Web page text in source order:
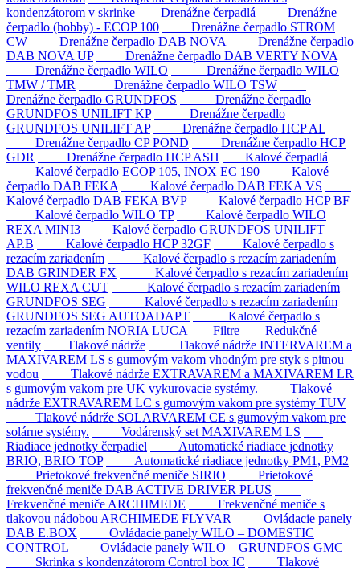
kondenzátorom v skrinke
Drenážne čerpadlá
Drenážne
čerpadlo (hobby) - ECOP 100
Drenážne čerpadlo STROM
CW
Drenážne čerpadlo DAB NOVA
Drenážne čerpadlo
DAB NOVA UP
Drenážne čerpadlo DAB VERTY NOVA
Drenážne čerpadlo WILO
Drenážne čerpadlo WILO
TMW / TMR
Drenážne čerpadlo WILO TSW
Drenážne čerpadlo GRUNDFOS
Drenážne čerpadlo
GRUNDFOS UNILIFT KP
Drenážne čerpadlo
GRUNDFOS UNILIFT AP
Drenážne čerpadlo HCP AL
Drenážne čerpadlo CP POND
Drenážne čerpadlo HCP
GDR
Drenážne čerpadlo HCP ASH
Kalové čerpadlá
Kalové čerpadlo ECOP 105, INOX EC 190
Kalové
čerpadlo DAB FEKA
Kalové čerpadlo DAB FEKA VS
Kalové čerpadlo DAB FEKA BVP
Kalové čerpadlo HCP BF
Kalové čerpadlo WILO TP
Kalové čerpadlo WILO
REXA MINI3
Kalové čerpadlo GRUNDFOS UNILIFT
AP.B
Kalové čerpadlo HCP 32GF
Kalové čerpadlo s
rezacím zariadením
Kalové čerpadlo s rezacím zariadením
DAB GRINDER FX
Kalové čerpadlo s rezacím zariadením
WILO REXA CUT
Kalové čerpadlo s rezacím zariadením
GRUNDFOS SEG
Kalové čerpadlo s rezacím zariadením
GRUNDFOS SEG AUTOADAPT
Kalové čerpadlo s
rezacím zariadením NORIA LUCA
Filtre
Redukčné
ventily
Tlakové nádrže
Tlakové nádrže INTERVAREM a
MAXIVAREM LS s gumovým vakom vhodným pre styk s pitnou
vodou
Tlakové nádrže EXTRAVAREM a MAXIVAREM LR
s gumovým vakom pre UK vykurovacie systémy.
Tlakové
nádrže EXTRAVAREM LC s gumovým vakom pre systémy TUV
Tlakové nádrže SOLARVAREM CE s gumovým vakom pre
solárne systémy.
Vodárenský set MAXIVAREM LS
Riadiace jednotky čerpadiel
Automatické riadiace jednotky
BRIO, BRIO TOP
Automatické riadiace jednotky PM1, PM2
Prietokové frekvenčné meniče SIRIO
Prietokové
frekvenčné meniče DAB ACTIVE DRIVER PLUS
Frekvenčné meniče ARCHIMEDE
Frekvenčné meniče s
tlakovou nádobou ARCHIMEDE FLYVAR
Ovládacie panely
DAB E.BOX
Ovládacie panely WILO – DOMESTIC
CONTROL
Ovládacie panely WILO – GRUNDFOS GMC
Skrinka s kondenzátorom Control box IC
Tlakové